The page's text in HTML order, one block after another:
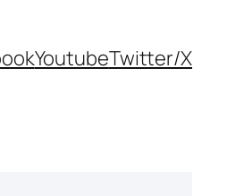
YoutubeTwitter/X